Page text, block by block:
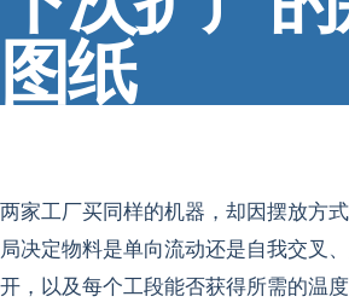
图纸
两家工厂买同样的机器，却因摆放方
局决定物料是单向流动还是自我交叉
开，以及每个工段能否获得所需的温